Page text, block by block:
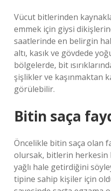
Vücut bitlerinden
emmek için giysi
saatlerinde en belirgin
altı, kasık ve gövdede
bölgelerde, bit
şişlikler ve kaşınmaktan
görülebilir.
Bitin saça
Öncelikle bitin saça olan
olursak, bitlerin herkesin
yağlı hale getirdiğini
tipine sahip kişiler için